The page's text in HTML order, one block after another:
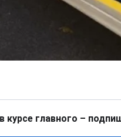
курсе главного –